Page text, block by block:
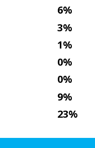
6%
3%
1%
0%
0%
9%
23%